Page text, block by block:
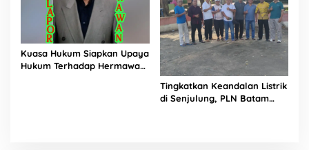
Kuasa Hukum Siapkan Upaya
Hukum Terhadap Hermawan
Tingkatkan Keandalan Listrik
di Senjulung, PLN Batam